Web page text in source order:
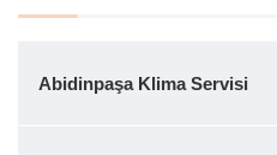
Abidinpaşa Klima Servisi